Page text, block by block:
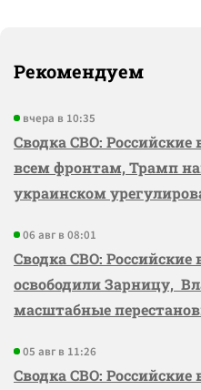
Рекомендуем
вчера в 10:35
Сводка СВО:
всем фронтам, Трамп
украинском
06 авг в 08:01
Сводка СВО:
освободили Зарницу,
масштабные
05 авг в 11:26
Сводка СВО: